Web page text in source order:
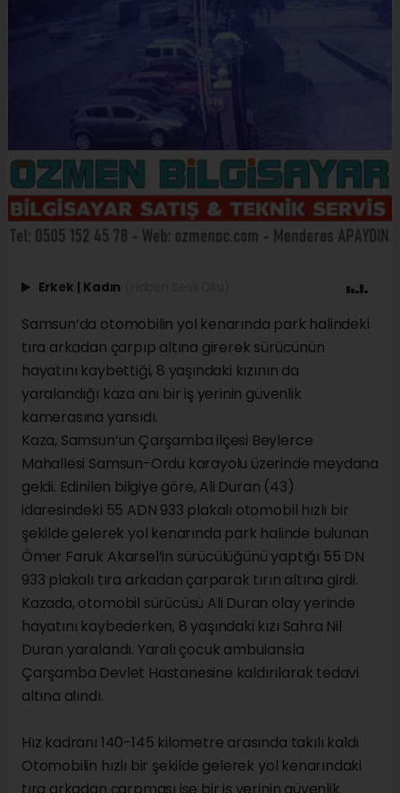
Erkek | Kadın
Samsun’da otomobilin yol kenarında park halindeki
tıra arkadan çarpıp altına girerek sürücünün
hayatını kaybettiği, 8 yaşındaki kızının da
yaralandığı kaza anı bir iş yerinin güvenlik
kamerasına yansıdı.
Kaza, Samsun’un Çarşamba ilçesi Beylerce
Mahallesi Samsun-Ordu karayolu üzerinde meydana
geldi. Edinilen bilgiye göre, Ali Duran (43)
idaresindeki 55 ADN 933 plakalı otomobil hızlı bir
şekilde gelerek yol kenarında park halinde bulunan
Ömer Faruk Akarsel’in sürücülüğünü yaptığı 55 DN
933 plakalı tıra arkadan çarparak tırın altına girdi.
Kazada, otomobil sürücüsü Ali Duran olay yerinde
hayatını kaybederken, 8 yaşındaki kızı Sahra Nil
Duran yaralandı. Yaralı çocuk ambulansla
Çarşamba Devlet Hastanesine kaldırılarak tedavi
altına alındı.
Hız kadranı 140-145 kilometre arasında takılı kaldı
Otomobilin hızlı bir şekilde gelerek yol kenarındaki